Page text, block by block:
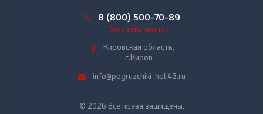
8 (800) 500-70-89
Заказать звонок
Кировская область,
г.Киров
info@pogruzchiki-heli43.ru
© 2026 Все права защищены.